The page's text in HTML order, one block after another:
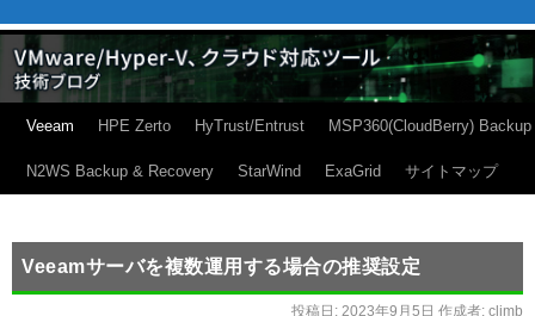
Veeam HPE Zerto HyTrust/Entrust MSP360(CloudBerry) Backup
N2WS Backup & Recovery StarWind ExaGrid サイトマップ
Veeamサーバを複数運用する場合の推奨設定
投稿日: 2023年9月5日 作成者: climb